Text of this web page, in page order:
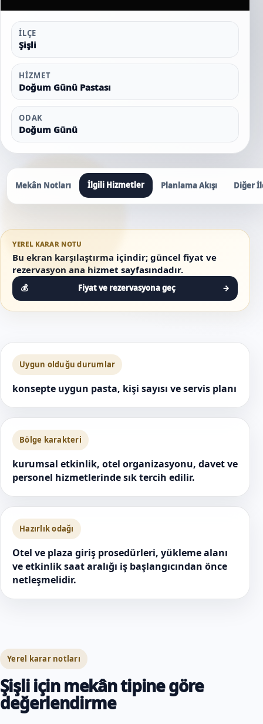
İLÇE
Şişli
HIZMET
Doğum Günü Pastası
ODAK
Doğum Günü
Mekân Notları İlgili Hizmetler Planlama Akışı Diğer
YEREL KARAR NOTU
Bu ekran karşılaştırma içindir; güncel fiyat ve
rezervasyon ana hizmet sayfasındadır.
Fiyat ve rezervasyona geç →
Uygun olduğu durumlar
konsepte uygun pasta, kişi sayısı ve servis planı
Bölge karakteri
kurumsal etkinlik, otel organizasyonu, davet ve
personel hizmetlerinde sık tercih edilir.
Hazırlık odağı
Otel ve plaza giriş prosedürleri, yükleme alanı
ve etkinlik saat aralığı iş başlangıcından önce
netleşmelidir.
Yerel karar notları
Şişli için mekân tipine göre
değerlendirme